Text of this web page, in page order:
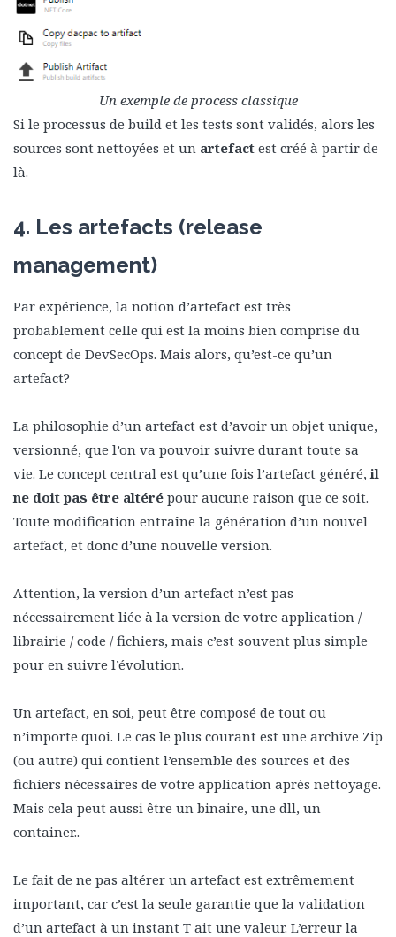
Un exemple de process classique
Si le processus de build et les tests sont validés, alors les
sources sont nettoyées et un artefact est créé à partir de
là.
4. Les artefacts (release
management)
Par expérience, la notion d’artefact est très
probablement celle qui est la moins bien comprise du
concept de DevSecOps. Mais alors, qu’est-ce qu’un
artefact?
La philosophie d’un artefact est d’avoir un objet unique,
versionné, que l’on va pouvoir suivre durant toute sa
vie. Le concept central est qu’une fois l’artefact généré, il
ne doit pas être altéré pour aucune raison que ce soit.
Toute modification entraîne la génération d’un nouvel
artefact, et donc d’une nouvelle version.
Attention, la version d’un artefact n’est pas
nécessairement liée à la version de votre application /
librairie / code / fichiers, mais c’est souvent plus simple
pour en suivre l’évolution.
Un artefact, en soi, peut être composé de tout ou
n’importe quoi. Le cas le plus courant est une archive Zip
(ou autre) qui contient l’ensemble des sources et des
fichiers nécessaires de votre application après nettoyage.
Mais cela peut aussi être un binaire, une dll, un
container..
Le fait de ne pas altérer un artefact est extrêmement
important, car c’est la seule garantie que la validation
d’un artefact à un instant T ait une valeur. L’erreur la